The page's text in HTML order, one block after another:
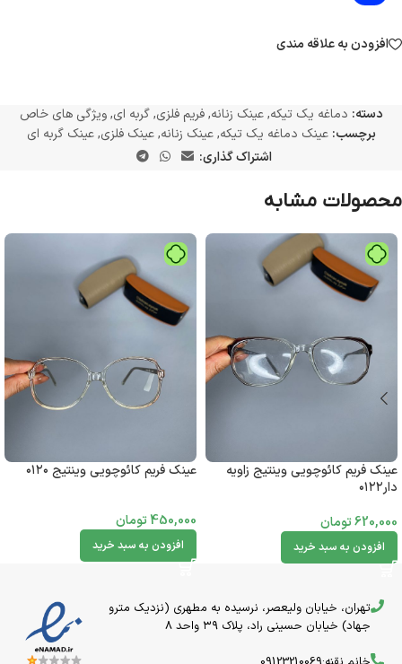
افزودن به علاقه مندی
دسته: دماغه یک تیکه, عینک زنانه, فریم فلزی, گربه ای, ویژگی های خاص
برچسب: عینک دماغه یک تیکه, عینک زنانه, عینک فلزی, عینک گربه ای
اشتراک گذاری:
محصولات مشابه
عینک فریم کائوچویی وینتیج زاویه
دار۰۱۲۲
620,000تومان
افزودن به سبد خرید
عینک فریم کائوچویی وینتیج ۰۱۲۰
450,000تومان
افزودن به سبد خرید
تهران، خیابان ولیعصر، نرسیده به مطهری (نزدیک مترو
جهاد) خیابان حسینی راد، پلاک ۳۹ واحد 8